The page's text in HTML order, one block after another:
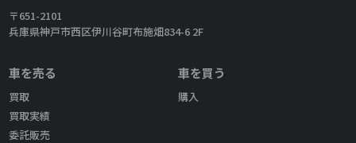
〒651-2101
兵庫県神戸市西区伊川谷町布施畑834-6 2F
車を売る
買取
買取実績
委託販売
車を買う
購入